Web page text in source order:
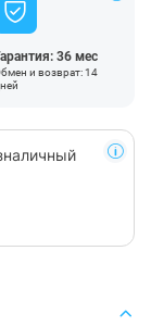
36 мес
и возврат: 14